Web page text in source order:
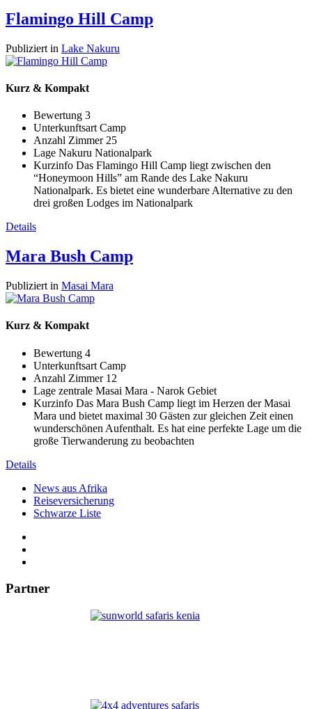
Flamingo Hill Camp
Publiziert in Lake Nakuru
Kurz & Kompakt
Bewertung 3
Unterkunftsart Camp
Anzahl Zimmer 25
Lage Nakuru Nationalpark
Kurzinfo Das Flamingo Hill Camp liegt zwischen den
“Honeymoon Hills” am Rande des Lake Nakuru
Nationalpark. Es bietet eine wunderbare Alternative zu den
drei großen Lodges im Nationalpark
Details
Mara Bush Camp
Publiziert in Masai Mara
Kurz & Kompakt
Bewertung 4
Unterkunftsart Camp
Anzahl Zimmer 12
Lage zentrale Masai Mara - Narok Gebiet
Kurzinfo Das Mara Bush Camp liegt im Herzen der Masai
Mara und bietet maximal 30 Gästen zur gleichen Zeit einen
wunderschönen Aufenthalt. Es hat eine perfekte Lage um die
große Tierwanderung zu beobachten
Details
News aus Afrika
Reiseversicherung
Schwarze Liste
Partner